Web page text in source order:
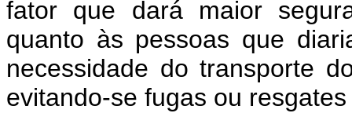
fator que dará maior
quanto às pessoas que
necessidade do transporte
evitando-se fugas ou